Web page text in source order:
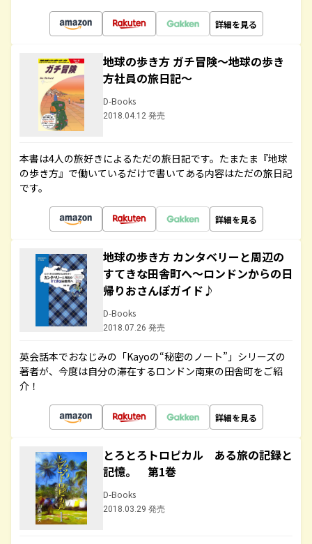
詳細を見る
地球の歩き方 ガチ冒険～地球の歩き
方社員の旅日記～
D-Books
2018.04.12 発売
本書は4人の旅好きによるただの旅日記です。たまたま『地球
の歩き方』で働いているだけで書いてある内容はただの旅日記
です。
詳細を見る
地球の歩き方 カンタベリーと周辺の
すてきな田舎町へ～ロンドンからの日
帰りおさんぽガイド♪
D-Books
2018.07.26 発売
英会話本でおなじみの「Kayoの“秘密のノート”」シリーズの
著者が、今度は自分の滞在するロンドン南東の田舎町をご紹
介！
詳細を見る
とろとろトロピカル ある旅の記録と
記憶。 第1巻
D-Books
2018.03.29 発売